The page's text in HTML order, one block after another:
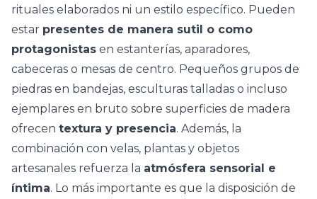
rituales elaborados ni un estilo específico. Pueden
estar presentes de manera sutil o como
protagonistas en estanterías, aparadores,
cabeceras o mesas de centro. Pequeños grupos de
piedras en bandejas, esculturas talladas o incluso
ejemplares en bruto sobre superficies de madera
ofrecen textura y presencia. Además, la
combinación con velas, plantas y objetos
artesanales refuerza la atmósfera sensorial e
íntima. Lo más importante es que la disposición de